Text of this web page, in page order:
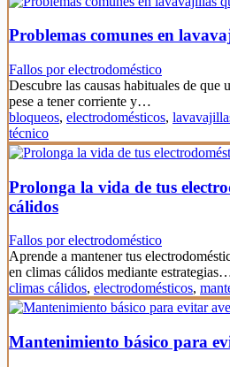
Problemas comunes en
Fallos por electrodoméstico
Descubre las causas habituales de que
pese a tener corriente y…
bloqueos, electrodomésticos,
técnico
Prolonga la vida de tus
cálidos
Fallos por electrodoméstico
Aprende a mantener tus
en climas cálidos mediante
climas cálidos, electrodomésticos,
Mantenimiento básico para